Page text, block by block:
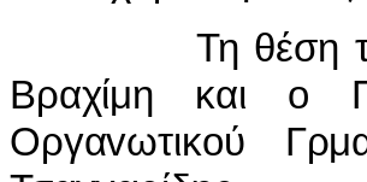
Τη θέση
Βραχίμη και o
Οργαvωτικoύ